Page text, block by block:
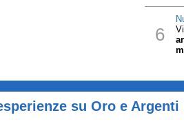
6
su Oro e